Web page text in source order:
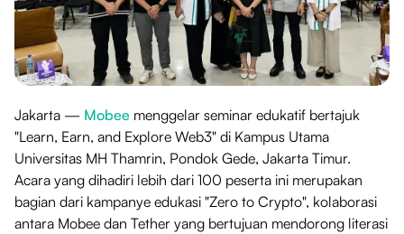
Jakarta — Mobee menggelar seminar edukatif bertajuk
"Learn, Earn, and Explore Web3" di Kampus Utama
Universitas MH Thamrin, Pondok Gede, Jakarta Timur.
Acara yang dihadiri lebih dari 100 peserta ini merupakan
bagian dari kampanye edukasi "Zero to Crypto", kolaborasi
antara Mobee dan Tether yang bertujuan mendorong literasi